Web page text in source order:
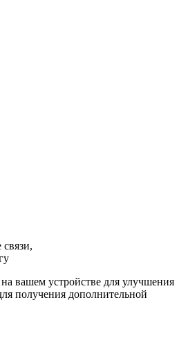
вашем устройстве для улучшения
получения дополнительной